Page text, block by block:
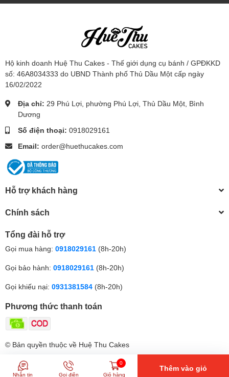
Hộ kinh doanh Huệ Thu Cakes - Thế giới dụng cụ bánh / GPĐKKD
số: 46A8034333 do UBND Thành phố Thủ Dầu Một cấp ngày
16/02/2022
Địa chỉ: 29 Phú Lợi, phường Phú Lợi, Thủ Dầu Một, Bình
Dương
Số điện thoại: 0918029161
Email: order@huethucakes.com
Hỗ trợ khách hàng
Chính sách
Tổng đài hỗ trợ
Gọi mua hàng: 0918029161 (8h-20h)
Gọi bảo hành: 0918029161 (8h-20h)
Gọi khiếu nại: 0931381584 (8h-20h)
Phương thức thanh toán
© Bản quyền thuộc về Huệ Thu Cakes
Nhắn tin Gọi điện
0
Giỏ hàng
Thêm vào giỏ